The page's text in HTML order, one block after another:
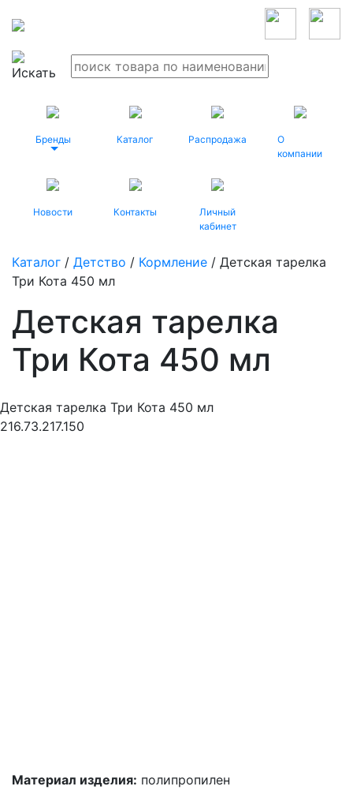
Бренды Каталог Распродажа
О
компании
Новости Контакты
Личный
кабинет
Каталог / Детство / Кормление / Детская тарелка
Три Кота 450 мл
Детская тарелка
Три Кота 450 мл
Детская тарелка Три Кота 450 мл
216.73.217.150
Материал изделия: полипропилен